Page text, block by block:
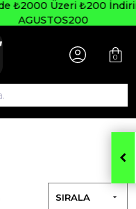
₺200 İndirim Kodu:
0
SIRALA